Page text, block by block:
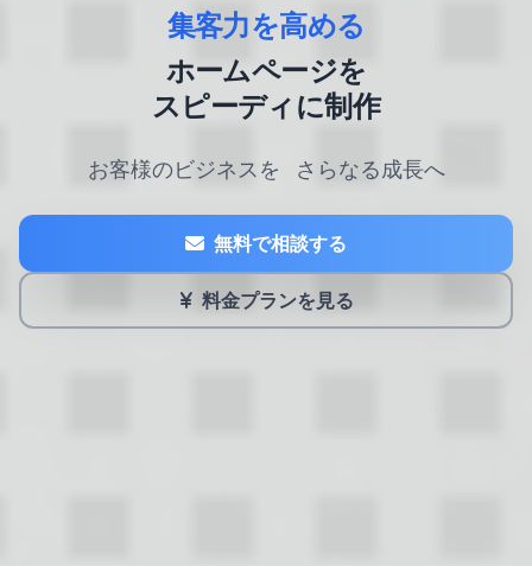
集客力を高める
ホームページを
スピーディに制作
お客様のビジネスを さらなる成長へ
無料で相談する
料金プランを見る